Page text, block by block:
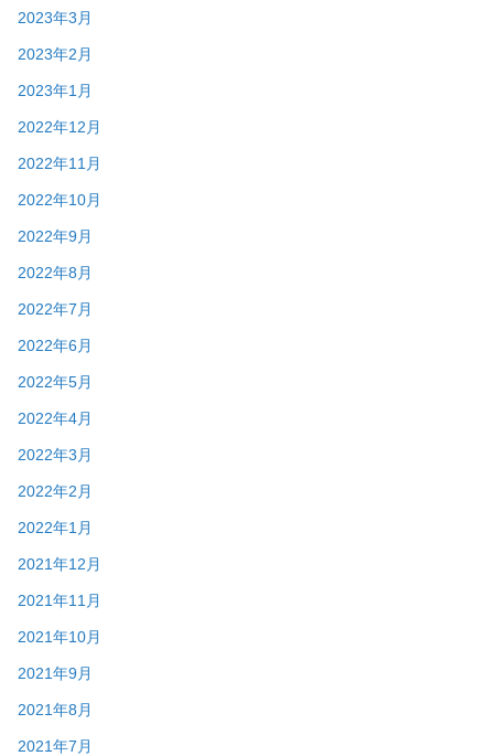
2023年3月
2023年2月
2023年1月
2022年12月
2022年11月
2022年10月
2022年9月
2022年8月
2022年7月
2022年6月
2022年5月
2022年4月
2022年3月
2022年2月
2022年1月
2021年12月
2021年11月
2021年10月
2021年9月
2021年8月
2021年7月